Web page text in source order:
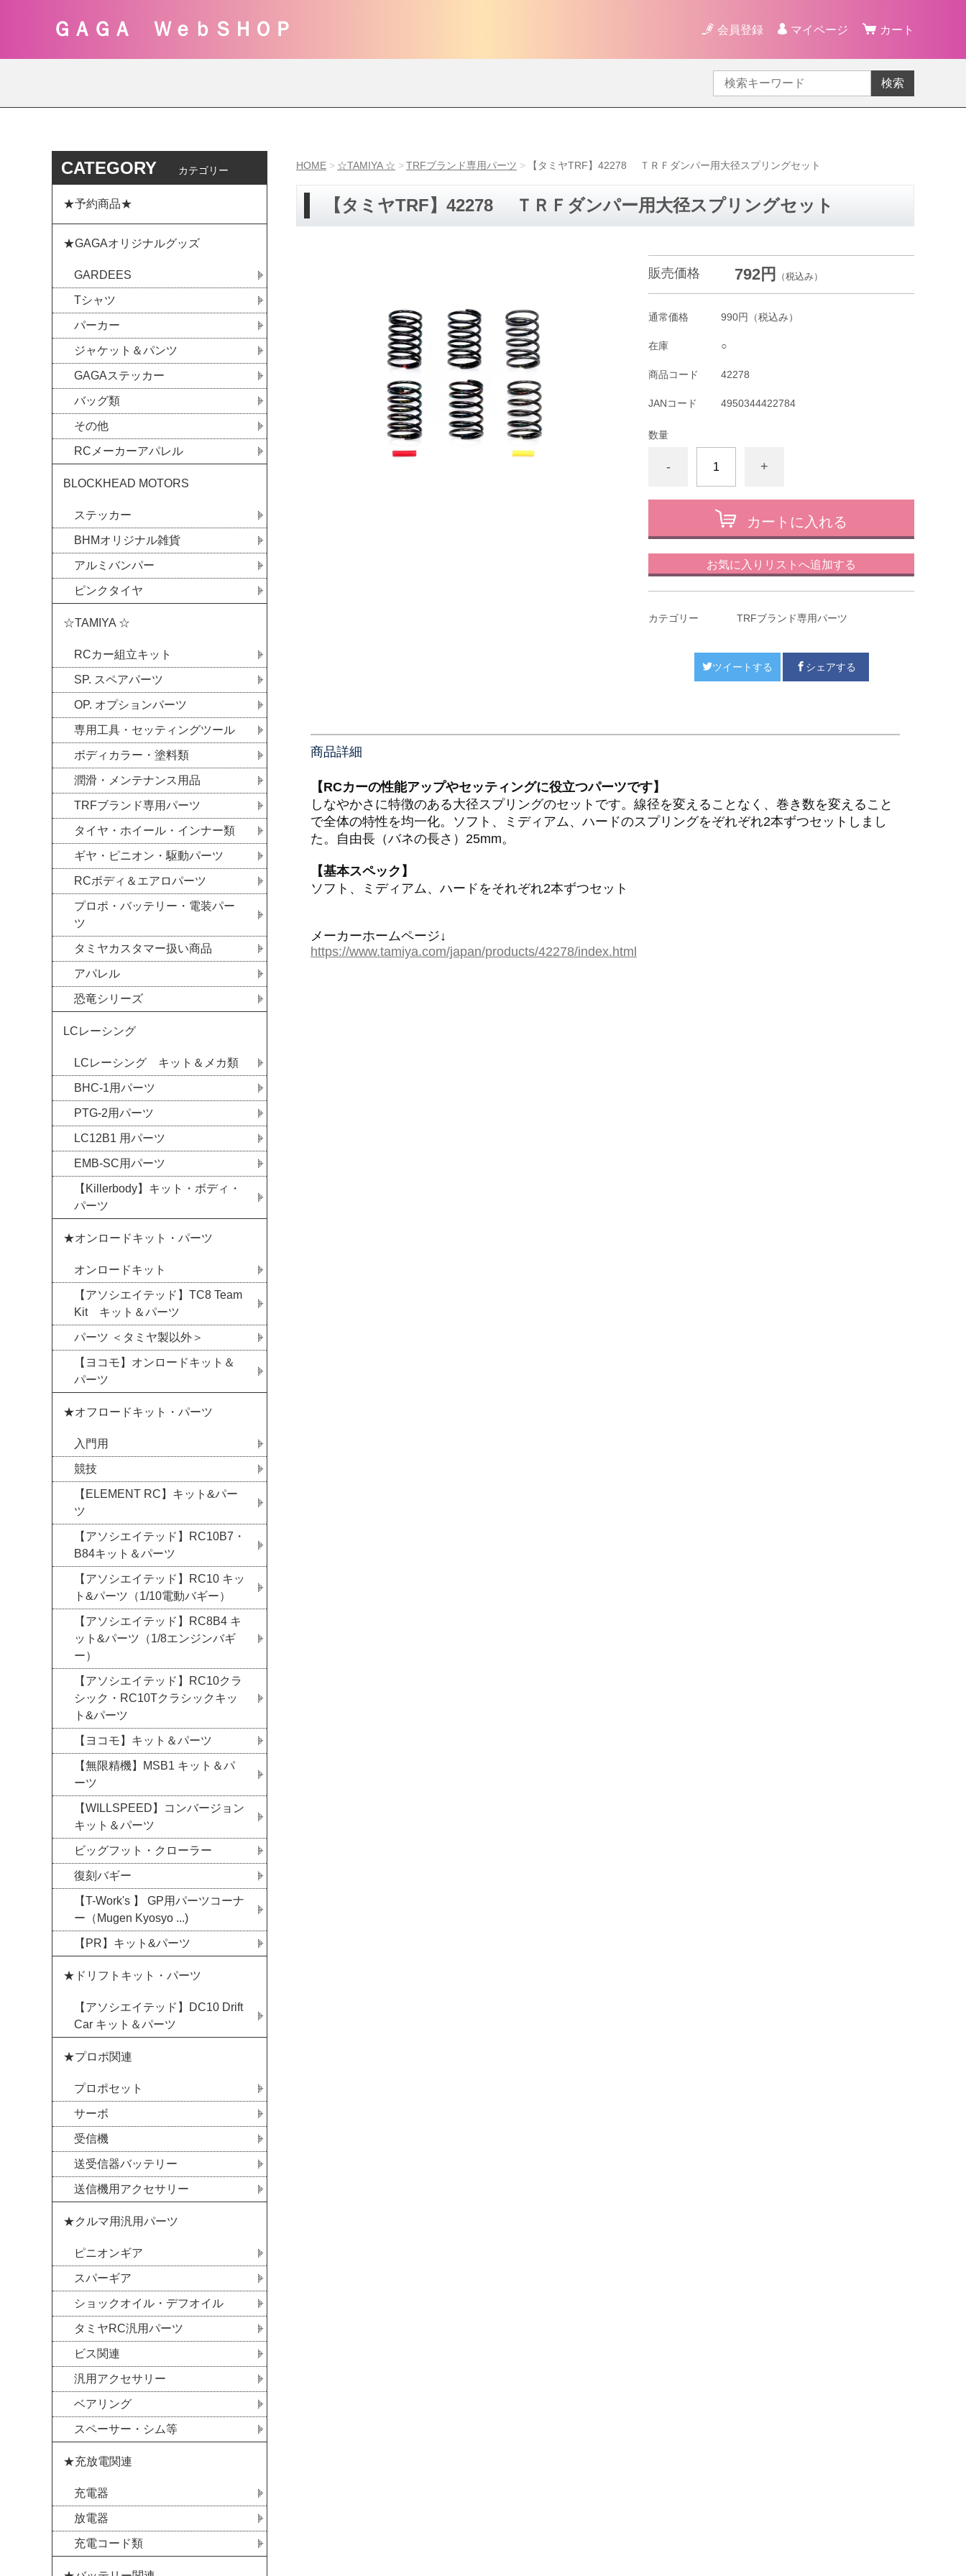
ＧＡＧＡ ＷｅｂＳＨＯＰ 会員登録 マイページ カート
検索
HOME ☆TAMIYA ☆ TRFブランド専用パーツ 【タミヤTRF】42278 ＴＲＦダンパー用大径スプリングセット
【タミヤTRF】42278 ＴＲＦダンパー用大径スプリングセット
販売価格 792円 （税込み）
通常価格 990円 （税込み）
在庫 ○
商品コード 42278
JANコード 4950344422784
数量
- +
カートに入れる
お気に入りリストへ追加する
カテゴリー TRFブランド専用パーツ
ツイートする シェアする
商品詳細
【RCカーの性能アップやセッティングに役立つパーツです】
しなやかさに特徴のある大径スプリングのセットです。線径を変えることなく、巻き数を変えること
で全体の特性を均一化。ソフト、ミディアム、ハードのスプリングをぞれぞれ2本ずつセットしまし
た。自由長（バネの長さ）25mm。
【基本スペック】
ソフト、ミディアム、ハードをそれぞれ2本ずつセット
メーカーホームページ↓
https://www.tamiya.com/japan/products/42278/index.html
CATEGORY カテゴリー
★予約商品★
★GAGAオリジナルグッズ
GARDEES
Tシャツ
パーカー
ジャケット＆パンツ
GAGAステッカー
バッグ類
その他
RCメーカーアパレル
BLOCKHEAD MOTORS
ステッカー
BHMオリジナル雑貨
アルミバンパー
ピンクタイヤ
☆TAMIYA ☆
RCカー組立キット
SP. スペアパーツ
OP. オプションパーツ
専用工具・セッティングツール
ボディカラー・塗料類
潤滑・メンテナンス用品
TRFブランド専用パーツ
タイヤ・ホイール・インナー類
ギヤ・ピニオン・駆動パーツ
RCボディ＆エアロパーツ
プロポ・バッテリー・電装パー
ツ
タミヤカスタマー扱い商品
アパレル
恐竜シリーズ
LCレーシング
LCレーシング キット＆メカ類
BHC-1用パーツ
PTG-2用パーツ
LC12B1 用パーツ
EMB-SC用パーツ
【Killerbody】キット・ボディ・
パーツ
★オンロードキット・パーツ
オンロードキット
【アソシエイテッド】TC8 Team
Kit キット＆パーツ
パーツ ＜タミヤ製以外＞
【ヨコモ】オンロードキット＆
パーツ
★オフロードキット・パーツ
入門用
競技
【ELEMENT RC】キット&パー
ツ
【アソシエイテッド】RC10B7・
B84キット＆パーツ
【アソシエイテッド】RC10 キッ
ト&パーツ（1/10電動バギー）
【アソシエイテッド】RC8B4 キ
ット&パーツ（1/8エンジンバギ
ー）
【アソシエイテッド】RC10クラ
シック・RC10Tクラシックキッ
ト&パーツ
【ヨコモ】キット＆パーツ
【無限精機】MSB1 キット＆パ
ーツ
【WILLSPEED】コンバージョン
キット＆パーツ
ビッグフット・クローラー
復刻バギー
【T-Work's 】 GP用パーツコーナ
ー（Mugen Kyosyo ...)
【PR】キット&パーツ
★ドリフトキット・パーツ
【アソシエイテッド】DC10 Drift
Car キット＆パーツ
★プロポ関連
プロポセット
サーボ
受信機
送受信器バッテリー
送信機用アクセサリー
★クルマ用汎用パーツ
ピニオンギア
スパーギア
ショックオイル・デフオイル
タミヤRC汎用パーツ
ビス関連
汎用アクセサリー
ベアリング
スペーサー・シム等
★充放電関連
充電器
放電器
充電コード類